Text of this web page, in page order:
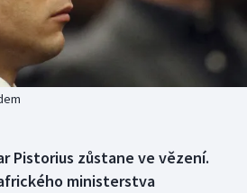
Pistorius zůstane ve vězení.
ministerstva